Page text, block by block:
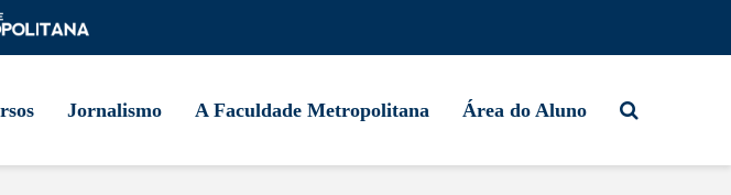
Jornalismo A Faculdade Metropolitana Área do Aluno